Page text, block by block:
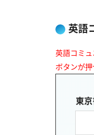
英語
英語コミ
ボタンが
東